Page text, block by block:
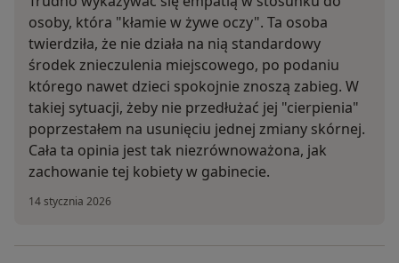
osoby, która "kłamie w żywe oczy". Ta osoba
twierdziła, że nie działa na nią standardowy
środek znieczulenia miejscowego, po podaniu
którego nawet dzieci spokojnie znoszą zabieg. W
takiej sytuacji, żeby nie przedłużać jej "cierpienia"
poprzestałem na usunięciu jednej zmiany skórnej.
Cała ta opinia jest tak niezrównoważona, jak
zachowanie tej kobiety w gabinecie.
14 stycznia 2026